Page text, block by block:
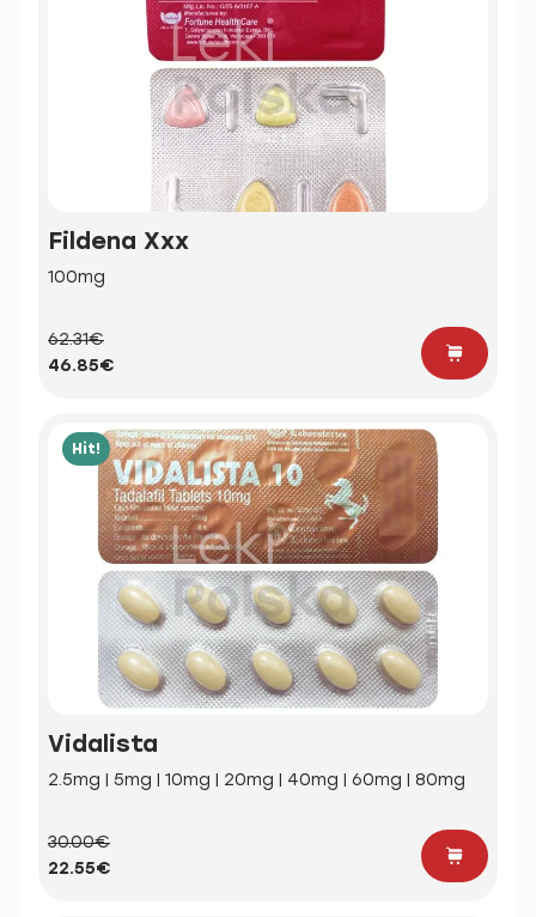
Fildena Xxx
100mg
62.31€
46.85€
Hit!
Vidalista
2.5mg | 5mg | 10mg | 20mg | 40mg | 60mg | 80mg
30.00€
22.55€